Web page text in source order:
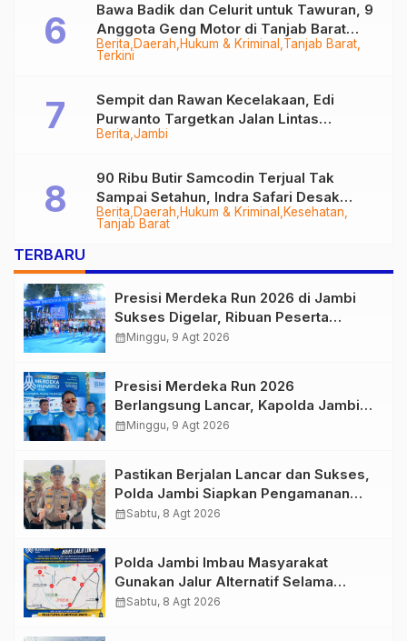
Berita Daerah Hukum & Kriminal Tanjab Barat
Terkini
Bawa Badik dan Celurit untuk Tawuran, 9
Anggota Geng Motor di Tanjab Barat
Diringkus
Berita Jambi
Sempit dan Rawan Kecelakaan, Edi
Purwanto Targetkan Jalan Lintas
Tungkal-Jambi Mulus di 2028
Berita Daerah Hukum & Kriminal
Kesehatan
Tanjab Barat
90 Ribu Butir Samcodin Terjual Tak
Sampai Setahun, Indra Safari Desak
Audit Menyeluruh
TERBARU
Presisi Merdeka Run 2026 di Jambi
Sukses Digelar, Ribuan Peserta
Ramaikan Event Nasional
calendar_monthMinggu, 9 Agt 2026
Presisi Merdeka Run 2026
Berlangsung Lancar, Kapolda Jambi
Ucapkan Terimakasih dan Apresiasi
calendar_monthMinggu, 9 Agt 2026
Pastikan Berjalan Lancar dan Sukses,
Polda Jambi Siapkan Pengamanan
Berlapis untuk 8.750 Pelari, 1.848
calendar_monthSabtu, 8 Agt 2026
Polda Jambi Imbau Masyarakat
Gunakan Jalur Alternatif Selama
Pelaksanaan Presisi Merdeka Run
calendar_monthSabtu, 8 Agt 2026